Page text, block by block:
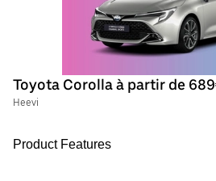
Toyota Corolla à partir de
Heevi
Product Features